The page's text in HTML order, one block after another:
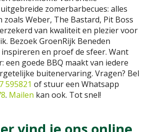
zomerbarbecues: alles
zoals Weber, The Bastard, Pit Boss
van kwaliteit en plezier voor
Bezoek GroenRijk Beneden
inspireren en proef de sfeer. Want
een goede BBQ maakt van iedere
buitenervaring. Vragen? Bel
595821 of stuur een Whatsapp
. Mailen kan ook. Tot snel!